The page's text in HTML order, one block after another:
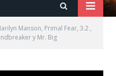
Manson, Primal Fear, 3.2 ,
y Mr. Big